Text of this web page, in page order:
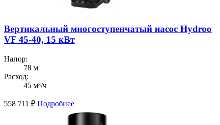
Вертикальный многоступенчатый насос Hydroo
VF 45-40, 15 кВт
Напор:
78 м
Расход:
45 м³/ч
558 711 ₽ Подробнее